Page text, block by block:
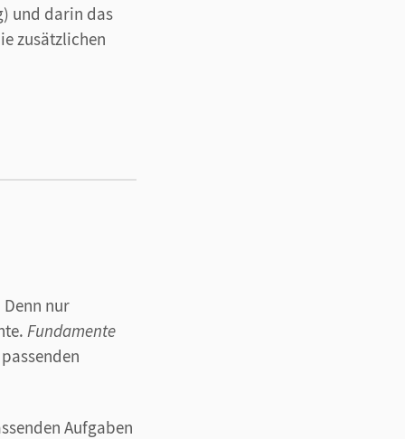
und darin das
zusätzlichen
nur
Fundamente
Aufgaben